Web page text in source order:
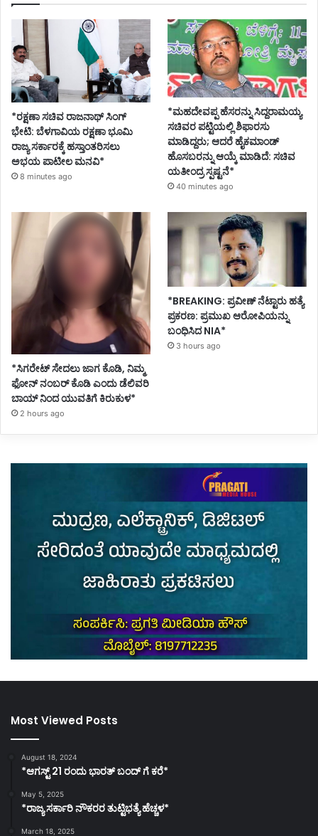
*ರಕ್ಷಣಾ ಸಚಿವ ರಾಜನಾಥ್ ಸಿಂಗ್
ಭೇಟಿ: ಬೆಳಗಾವಿಯ ರಕ್ಷಣಾ ಭೂಮಿ
ರಾಜ್ಯ ಸರ್ಕಾರಕ್ಕೆ ಹಸ್ತಾಂತರಿಸಲು
ಅಭಯ ಪಾಟೀಲ ಮನವಿ*
8 minutes ago
*ಮಹದೇವಪ್ಪ ಹೆಸರನ್ನು ಸಿದ್ದರಾಮಯ್ಯ
ಸಚಿವರ ಪಟ್ಟಿಯಲ್ಲಿ ಶಿಫಾರಸು
ಮಾಡಿದ್ದರು; ಆದರೆ ಹೈಕಮಾಂಡ್
ಹೊಸಬರನ್ನು ಆಯ್ಕೆ ಮಾಡಿದೆ: ಸಚಿವ
ಯತೀಂದ್ರ ಸ್ಪಷ್ಟನೆ*
40 minutes ago
*ಸಿಗರೇಟ್ ಸೇದಲು ಜಾಗ ಕೊಡಿ, ನಿಮ್ಮ
ಫೋನ್ ನಂಬರ್ ಕೊಡಿ ಎಂದು ಡೆಲಿವರಿ
ಬಾಯ್ ನಿಂದ ಯುವತಿಗೆ ಕಿರುಕುಳ*
2 hours ago
*BREAKING: ಪ್ರವೀಣ್ ನೆಟ್ಟಾರು ಹತ್ಯೆ
ಪ್ರಕರಣ: ಪ್ರಮುಖ ಆರೋಪಿಯನ್ನು
ಬಂಧಿಸಿದ NIA*
3 hours ago
Most Viewed Posts
August 18, 2024
*ಆಗಸ್ಟ್ 21 ರಂದು ಭಾರತ್‌ ಬಂದ್‌ ಗೆ ಕರೆ*
May 5, 2025
*ರಾಜ್ಯ ಸರ್ಕಾರಿ ನೌಕರರ ತುಟ್ಟಿಭತ್ಯೆ ಹೆಚ್ಚಳ*
March 18, 2025